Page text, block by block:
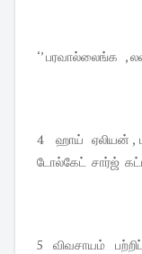
‘’ பரவால்லைங்க ,
4 ஹாய் ஏலியன் ,
டோல்கேட் சார்ஜ்
5 விவசாயம்